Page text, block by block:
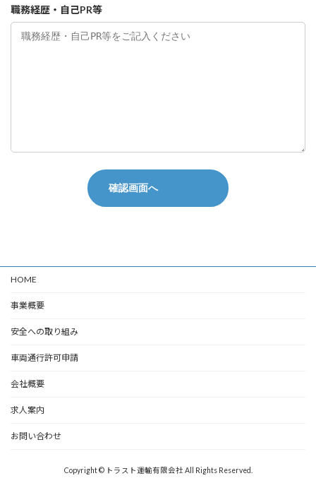
職務経歴・自己PR等
HOME
事業概要
安全への取り組み
車両通行許可申請
会社概要
求人案内
お問い合わせ
Copyright © トラスト運輸有限会社 All Rights Reserved.